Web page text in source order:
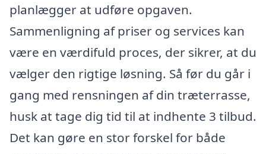
planlægger at udføre opgaven.
Sammenligning af priser og services kan
være en værdifuld proces, der sikrer, at du
vælger den rigtige løsning. Så før du går i
gang med rensningen af din træterrasse,
husk at tage dig tid til at indhente 3 tilbud.
Det kan gøre en stor forskel for både